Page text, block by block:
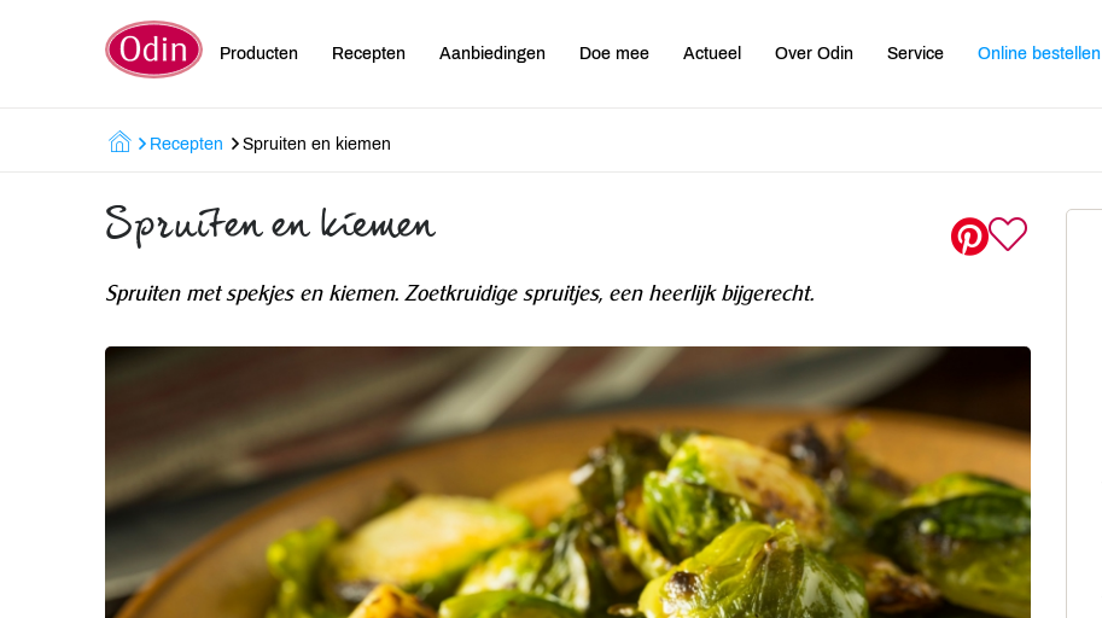
Producten Recepten Aanbiedingen Doe mee Actueel Over Odin Service Online bestellen
Recepten Spruiten en kiemen
Spruiten en kiemen
Spruiten met spekjes en kiemen. Zoetkruidige spruitjes, een heerlijk bijgerecht.